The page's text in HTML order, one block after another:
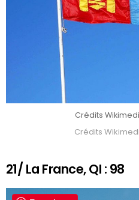
Crédits
Crédits
21/ La France, QI : 98